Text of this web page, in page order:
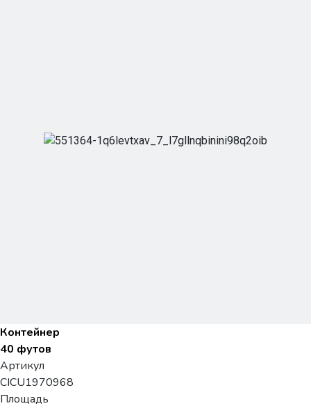
Контейнер
40 футов
Артикул
CICU1970968
Площадь